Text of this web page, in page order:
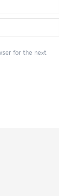
for the next